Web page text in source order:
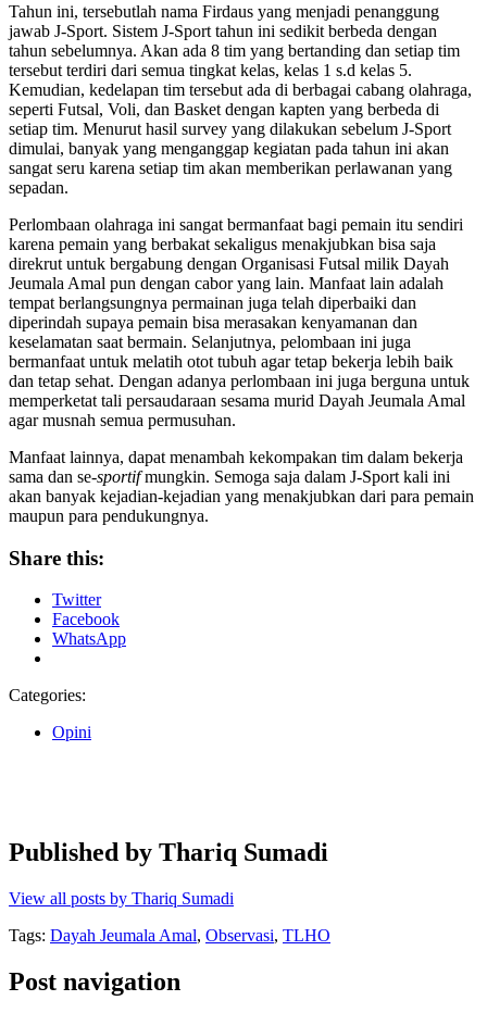
Tahun ini, tersebutlah nama Firdaus yang menjadi penanggung
jawab J-Sport. Sistem J-Sport tahun ini sedikit berbeda dengan
tahun sebelumnya. Akan ada 8 tim yang bertanding dan setiap tim
tersebut terdiri dari semua tingkat kelas, kelas 1 s.d kelas 5.
Kemudian, kedelapan tim tersebut ada di berbagai cabang olahraga,
seperti Futsal, Voli, dan Basket dengan kapten yang berbeda di
setiap tim. Menurut hasil survey yang dilakukan sebelum J-Sport
dimulai, banyak yang menganggap kegiatan pada tahun ini akan
sangat seru karena setiap tim akan memberikan perlawanan yang
sepadan.
Perlombaan olahraga ini sangat bermanfaat bagi pemain itu sendiri
karena pemain yang berbakat sekaligus menakjubkan bisa saja
direkrut untuk bergabung dengan Organisasi Futsal milik Dayah
Jeumala Amal pun dengan cabor yang lain. Manfaat lain adalah
tempat berlangsungnya permainan juga telah diperbaiki dan
diperindah supaya pemain bisa merasakan kenyamanan dan
keselamatan saat bermain. Selanjutnya, pelombaan ini juga
bermanfaat untuk melatih otot tubuh agar tetap bekerja lebih baik
dan tetap sehat. Dengan adanya perlombaan ini juga berguna untuk
memperketat tali persaudaraan sesama murid Dayah Jeumala Amal
agar musnah semua permusuhan.
Manfaat lainnya, dapat menambah kekompakan tim dalam bekerja
sama dan se-sportifmungkin. Semoga saja dalam J-Sport kali ini
akan banyak kejadian-kejadian yang menakjubkan dari para pemain
maupun para pendukungnya.
Share this:
Twitter
Facebook
WhatsApp
Categories:
Opini
Published by Thariq Sumadi
View all posts by Thariq Sumadi
Tags: Dayah Jeumala Amal, Observasi, TLHO
Post navigation